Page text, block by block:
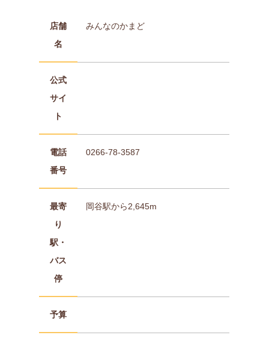
店舗
名
みんなのかまど
公式
サイ
ト
電話
番号
0266-78-3587
最寄
り
駅・
バス
停
岡谷駅から2,645m
予算